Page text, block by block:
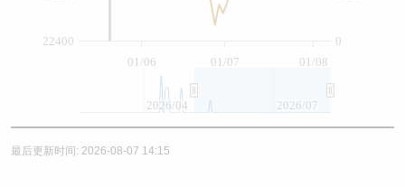
01/07
01/06 01/08
0
22400
2026/04 2026/07
最后更新时间: 2026-08-07 14:15